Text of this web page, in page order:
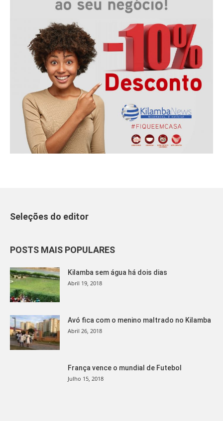
Seleções do editor
POSTS MAIS POPULARES
Kilamba sem água há dois dias
Abril 19, 2018
Avó fica com o menino maltrado no Kilamba
Abril 26, 2018
França vence o mundial de Futebol
Julho 15, 2018